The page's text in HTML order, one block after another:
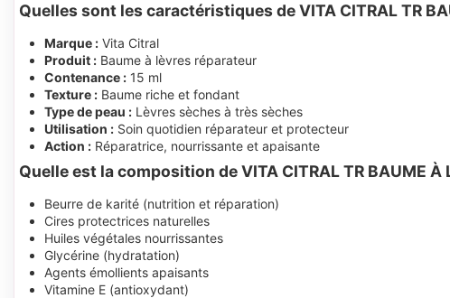
Quelles sont les caractéristiques de VITA CITRAL TR
Marque : Vita Citral
Produit : Baume à lèvres réparateur
Contenance : 15 ml
Texture : Baume riche et fondant
Type de peau : Lèvres sèches à très sèches
Utilisation : Soin quotidien réparateur et protecteur
Action : Réparatrice, nourrissante et apaisante
Quelle est la composition de VITA CITRAL TR BAUME À
Beurre de karité (nutrition et réparation)
Cires protectrices naturelles
Huiles végétales nourrissantes
Glycérine (hydratation)
Agents émollients apaisants
Vitamine E (antioxydant)